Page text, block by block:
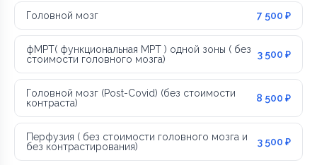
Головной мозг 7 500 ₽
фМРТ( функциональная МРТ ) одной зоны ( без
стоимости головного мозга)
3 500 ₽
Головной мозг (Post-Covid) (без стоимости
контраста)
8 500 ₽
Перфузия ( без стоимости головного мозга и
без контрастирования)
3 500 ₽